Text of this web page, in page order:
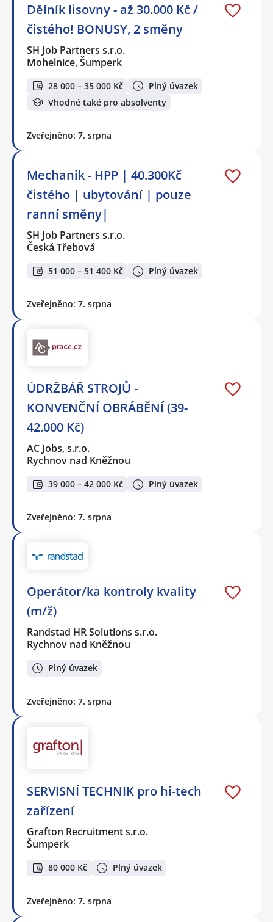
Dělník lisovny - až 30.000 Kč /
čistého! BONUSY, 2 směny
SH Job Partners s.r.o.
Mohelnice, Šumperk
28 000 – 35 000 Kč
Plný úvazek
Vhodné také pro absolventy
Zveřejněno: 7. srpna
Mechanik - HPP | 40.300Kč
čistého | ubytování | pouze
ranní směny|
SH Job Partners s.r.o.
Česká Třebová
51 000 – 51 400 Kč Plný úvazek
Zveřejněno: 7. srpna
ÚDRŽBÁŘ STROJŮ -
KONVENČNÍ OBRÁBĚNÍ (39-
42.000 Kč)
AC Jobs, s.r.o.
Rychnov nad Kněžnou
39 000 – 42 000 Kč Plný úvazek
Zveřejněno: 7. srpna
Operátor/ka kontroly kvality
(m/ž)
Randstad HR Solutions s.r.o.
Rychnov nad Kněžnou
Plný úvazek
Zveřejněno: 7. srpna
SERVISNÍ TECHNIK pro hi-tech
zařízení
Grafton Recruitment s.r.o.
Šumperk
80 000 Kč Plný úvazek
Zveřejněno: 7. srpna